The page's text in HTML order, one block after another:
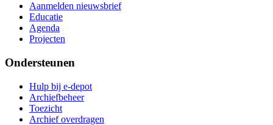
Aanmelden nieuwsbrief
Educatie
Agenda
Projecten
Ondersteunen
Hulp bij e-depot
Archiefbeheer
Toezicht
Archief overdragen